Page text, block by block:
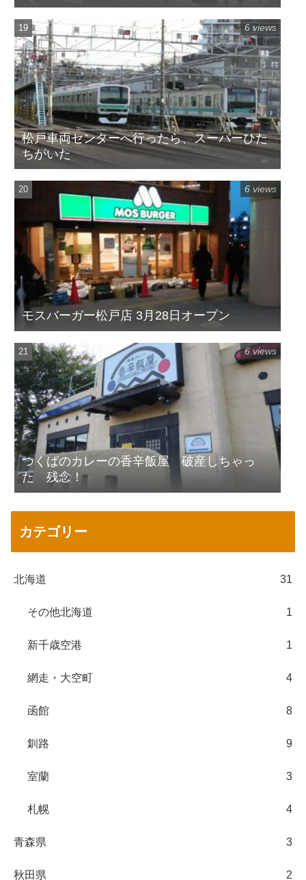
松戸車両センターへ行ったら、スーパーひた
ちがいた
6 views
モスバーガー松戸店 3月28日オープン
6 views
つくばのカレーの香辛飯屋 破産しちゃっ
た 残念！
6 views
カテゴリー
北海道 31
その他北海道 1
新千歳空港 1
網走・大空町 4
函館 8
釧路 9
室蘭 3
札幌 4
青森県 3
秋田県 2